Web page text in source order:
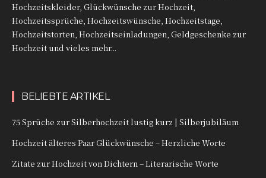
Hochzeitskleider, Glückwünsche zur Hochzeit,
Hochzeitssprüche, Hochzeitswünsche, Hochzeitstage,
Hochzeitstorten, Hochzeitseinladungen, Geldgeschenke zur
Hochzeit und vieles mehr...
BELIEBTE ARTIKEL
75 Sprüche zur Silberhochzeit lustig kurz | Silberjubiläum
Hochzeit älteres Paar Glückwünsche – Herzliche Worte
Zitate zur Hochzeit von Dichtern – Literarische Worte